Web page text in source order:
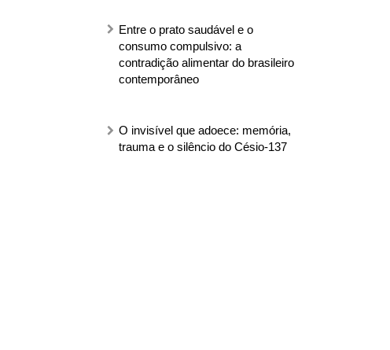
Entre o prato saudável e o
consumo compulsivo: a
contradição alimentar do brasileiro
contemporâneo
O invisível que adoece: memória,
trauma e o silêncio do Césio-137